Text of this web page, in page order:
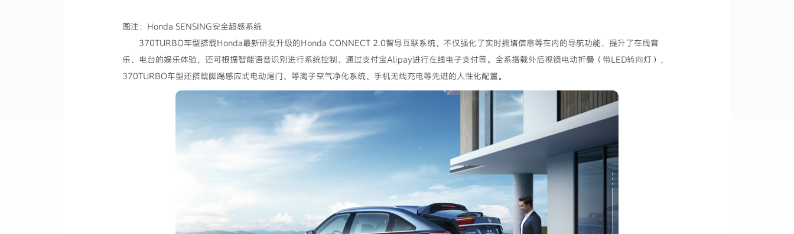
图注：Honda SENSING安全超感系统
370TURBO车型搭载Honda最新研发升级的Honda CONNECT 2.0智导互联系统，不仅强化了实时拥堵信息等在内的导航功能，提升了在线音
乐、电台的娱乐体验，还可根据智能语音识别进行系统控制、通过支付宝Alipay进行在线电子支付等。全系搭载外后视镜电动折叠（带LED转向灯），
370TURBO车型还搭载脚踢感应式电动尾门、等离子空气净化系统、手机无线充电等先进的人性化配置。